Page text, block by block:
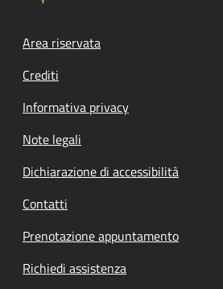
Footer menu
Area riservata
Crediti
Informativa privacy
Note legali
Dichiarazione di accessibilità
Contatti
Prenotazione appuntamento
Richiedi assistenza